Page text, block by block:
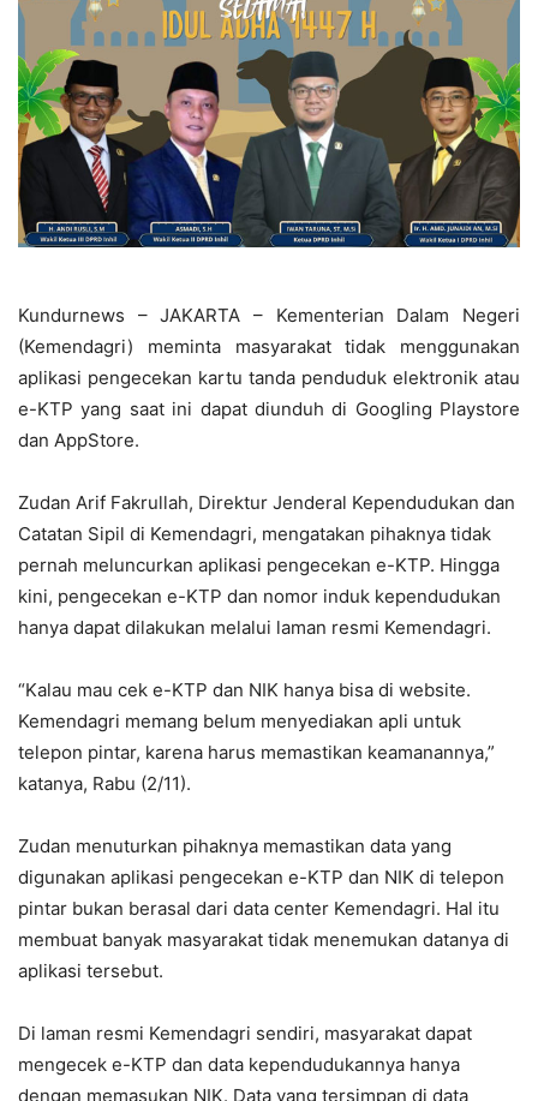
Kundurnews – JAKARTA – Kementerian Dalam Negeri
(Kemendagri) meminta masyarakat tidak menggunakan
aplikasi pengecekan kartu tanda penduduk elektronik atau
e-KTP yang saat ini dapat diunduh di Googling Playstore
dan AppStore.
Zudan Arif Fakrullah, Direktur Jenderal Kependudukan dan
Catatan Sipil di Kemendagri, mengatakan pihaknya tidak
pernah meluncurkan aplikasi pengecekan e-KTP. Hingga
kini, pengecekan e-KTP dan nomor induk kependudukan
hanya dapat dilakukan melalui laman resmi Kemendagri.
“Kalau mau cek e-KTP dan NIK hanya bisa di website.
Kemendagri memang belum menyediakan apli untuk
telepon pintar, karena harus memastikan keamanannya,”
katanya, Rabu (2/11).
Zudan menuturkan pihaknya memastikan data yang
digunakan aplikasi pengecekan e-KTP dan NIK di telepon
pintar bukan berasal dari data center Kemendagri. Hal itu
membuat banyak masyarakat tidak menemukan datanya di
aplikasi tersebut.
Di laman resmi Kemendagri sendiri, masyarakat dapat
mengecek e-KTP dan data kependudukannya hanya
dengan memasukan NIK. Data yang tersimpan di data